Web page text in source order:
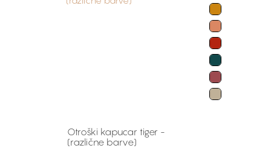
Otroški kapucar tiger -
(različne barve)